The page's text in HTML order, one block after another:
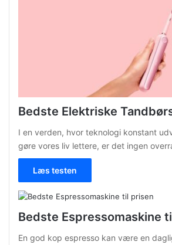
Bedste Elektriske
I en verden, hvor teknologi konstant
gøre vores liv lettere, er det ingen
Læs testen
Bedste Espressomaskine
En god kop espresso kan være en